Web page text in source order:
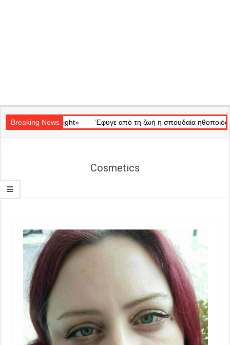
Navigation
Menu
Breaking News
«Ray of Light» Έφυγε από τη ζωή η σπουδαία ηθοποιός Μάρω
Cosmetics